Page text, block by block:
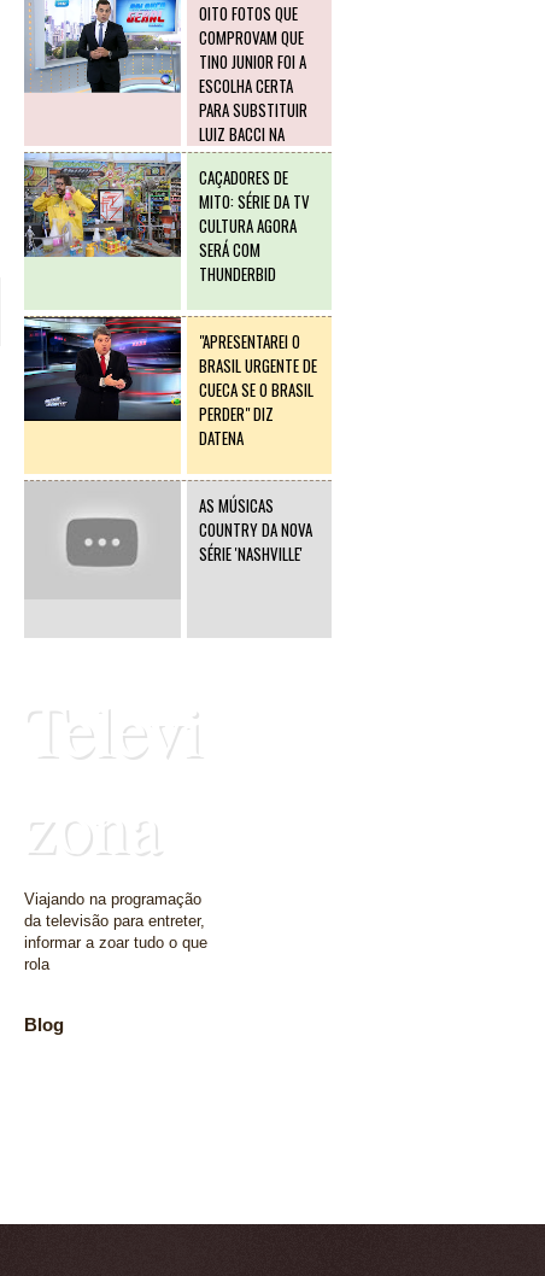
OITO FOTOS QUE
COMPROVAM QUE
TINO JUNIOR FOI A
ESCOLHA CERTA
PARA SUBSTITUIR
LUIZ BACCI NA
RECORD
CAÇADORES DE
MITO: SÉRIE DA TV
CULTURA AGORA
SERÁ COM
THUNDERBID
"APRESENTAREI O
BRASIL URGENTE DE
CUECA SE O BRASIL
PERDER" DIZ
DATENA
AS MÚSICAS
COUNTRY DA NOVA
SÉRIE 'NASHVILLE'
Televi
zona
Viajando na programação
da televisão para entreter,
informar a zoar tudo o que
rola
Blog